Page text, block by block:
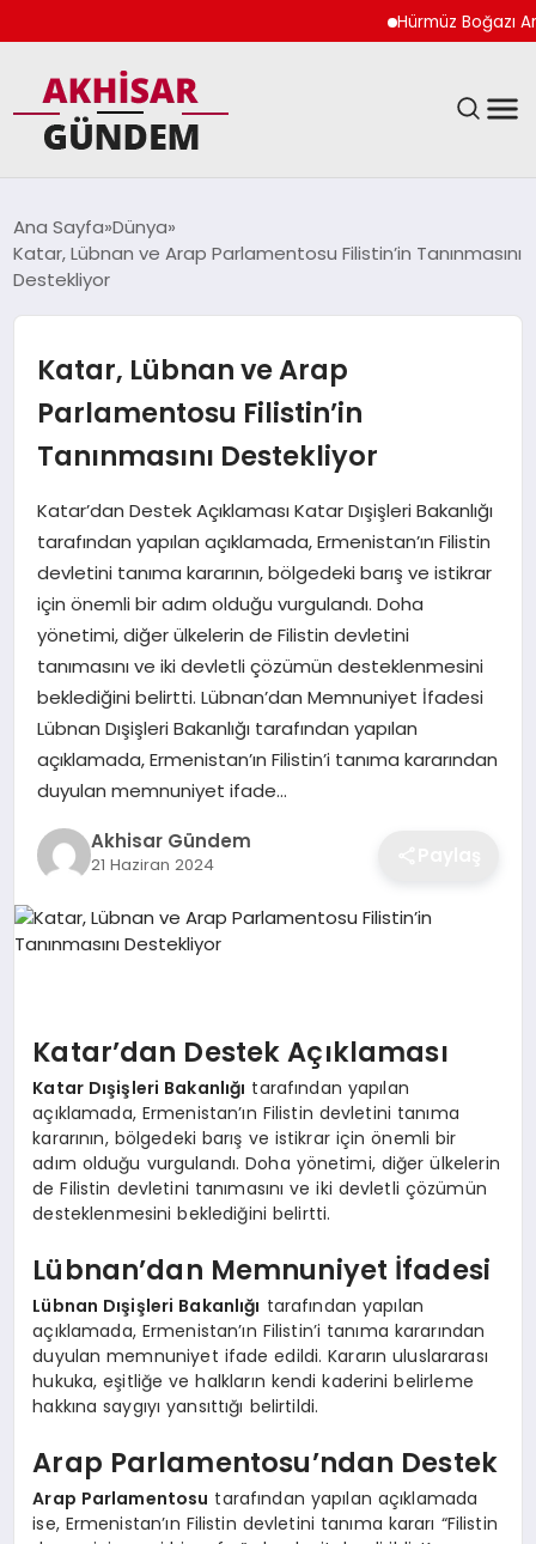
Hürmüz Boğazı
DÜNYA
TEKNOLOJI
YAŞAM
Ana Sayfa Dünya
Katar, Lübnan ve Arap Parlamentosu Filistin’in Tanınmasını
Destekliyor
Katar, Lübnan ve Arap
Parlamentosu Filistin’in
Tanınmasını Destekliyor
Katar’dan Destek Açıklaması Katar Dışişleri Bakanlığı
tarafından yapılan açıklamada, Ermenistan’ın Filistin
devletini tanıma kararının, bölgedeki barış ve istikrar
için önemli bir adım olduğu vurgulandı. Doha
yönetimi, diğer ülkelerin de Filistin devletini
tanımasını ve iki devletli çözümün desteklenmesini
beklediğini belirtti. Lübnan’dan Memnuniyet İfadesi
Lübnan Dışişleri Bakanlığı tarafından yapılan
açıklamada, Ermenistan’ın Filistin’i tanıma kararından
duyulan memnuniyet ifade…
Akhisar Gündem
21 Haziran 2024
Katar’dan Destek Açıklaması
Katar Dışişleri Bakanlığı tarafından yapılan
açıklamada, Ermenistan’ın Filistin devletini tanıma
kararının, bölgedeki barış ve istikrar için önemli bir
adım olduğu vurgulandı. Doha yönetimi, diğer ülkelerin
de Filistin devletini tanımasını ve iki devletli çözümün
desteklenmesini beklediğini belirtti.
Lübnan’dan Memnuniyet İfadesi
Lübnan Dışişleri Bakanlığı tarafından yapılan
açıklamada, Ermenistan’ın Filistin’i tanıma kararından
duyulan memnuniyet ifade edildi. Kararın uluslararası
hukuka, eşitliğe ve halkların kendi kaderini belirleme
hakkına saygıyı yansıttığı belirtildi.
Arap Parlamentosu’ndan Destek
Arap Parlamentosu tarafından yapılan açıklamada
ise, Ermenistan’ın Filistin devletini tanıma kararı “Filistin